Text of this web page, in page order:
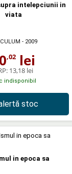
intelepciunii in
viata
- 2009
,02 lei
13,18 lei
indisponibil
stoc
in epoca sa